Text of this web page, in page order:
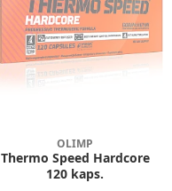
OLIMP
Thermo Speed Hardcore
120 kaps.